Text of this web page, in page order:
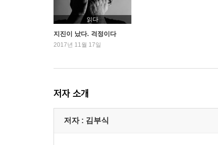
20. 삼국사기 권 제20 : 고구려본기 제8
21. 삼국사기 권 제21 : 고구려본기 제9
22. 삼국사기 권 제22 : 고구려본기 제10
읽다
지진이 났다. 걱정이다
2017년 11월 17일
저자 소개
저자 : 김부식